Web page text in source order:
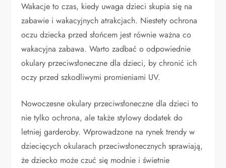
Wakacje to czas, kiedy uwaga dzieci skupia się na
zabawie i wakacyjnych atrakcjach. Niestety ochrona
oczu dziecka przed słońcem jest równie ważna co
wakacyjna zabawa. Warto zadbać o odpowiednie
okulary przeciwsłoneczne dla dzieci, by chronić ich
oczy przed szkodliwymi promieniami UV.
Nowoczesne okulary przeciwsłoneczne dla dzieci to
nie tylko ochrona, ale także stylowy dodatek do
letniej garderoby. Wprowadzone na rynek trendy w
dziecięcych okularach przeciwsłonecznych sprawiają,
że dziecko może czuć się modnie i świetnie